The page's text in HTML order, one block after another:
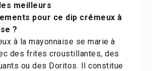
meilleurs
pour ce dip crémeux à
?
à la mayonnaise se marie à
des frites croustillantes, des
ou des Doritos. Il constitue